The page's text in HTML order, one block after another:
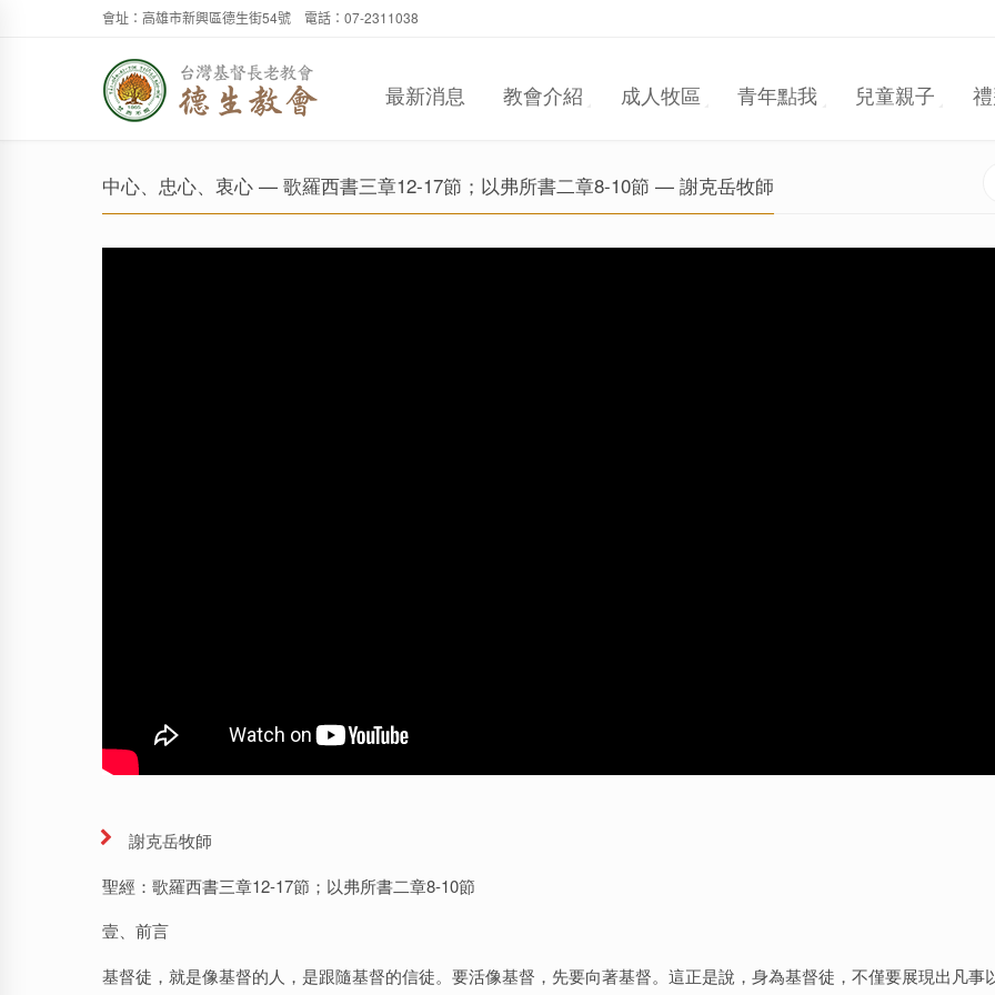
會址：高雄市新興區德生街54號 電話：07-2311038
最新消息 教會介紹 成人牧區 青年點我 兒童親子
中心、忠心、衷心 — 歌羅西書三章12-17節；以弗所書二章8-10節 — 謝克岳牧師
謝克岳牧師
聖經：歌羅西書三章12-17節；以弗所書二章8-10節
壹、前言
基督徒，就是像基督的人，是跟隨基督的信徒。要活像基督，先要向著基督。這正是說，身為基督徒，不僅要展現出凡事